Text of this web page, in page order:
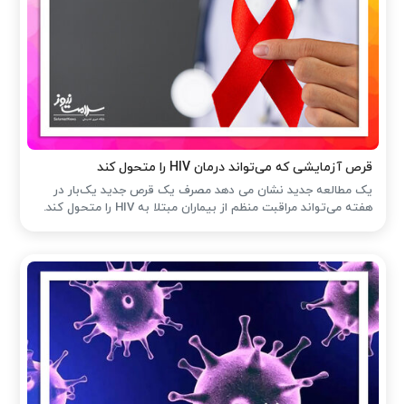
قرص آزمایشی که می‌تواند درمان HIV را متحول کند
یک مطالعه جدید نشان می دهد مصرف یک قرص جدید یک‌بار در
هفته می‌تواند مراقبت منظم از بیماران مبتلا به HIV را متحول کند.